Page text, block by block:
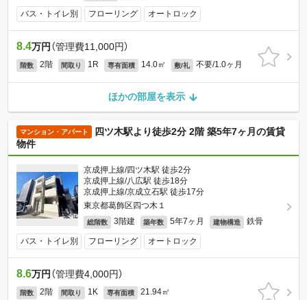
バス・トイレ別 フローリング オートロック
8.4万円 （管理費11,000円）
階数 2階 間取り 1R 専有面積 14.0㎡ 敷/礼 不要/1.0ヶ月
ほかの部屋を表示
マンション・アパート
四ツ木駅より徒歩2分 2階 築5年7ヶ月の賃貸
物件
京成押上線/四ツ木駅 徒歩2分
京成押上線/八広駅 徒歩18分
京成押上線/京成立石駅 徒歩17分
東京都葛飾区四つ木１
総階数 3階建 築年数 5年7ヶ月 建物構造 鉄骨
バス・トイレ別 フローリング オートロック
8.6万円 （管理費4,000円）
階数 2階 間取り 1K 専有面積 21.94㎡